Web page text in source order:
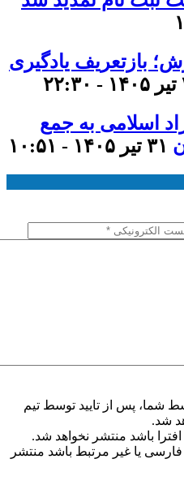
بازتعریف یادگیری
اسلامی به جمع
۳۱ تیر ۱۴۰۵ - ۱۰:۵۱
شما، پس از تایید توسط تیم
شد.
باشد منتشر نخواهد شد.
فارسی یا غیر مرتبط باشد منتشر